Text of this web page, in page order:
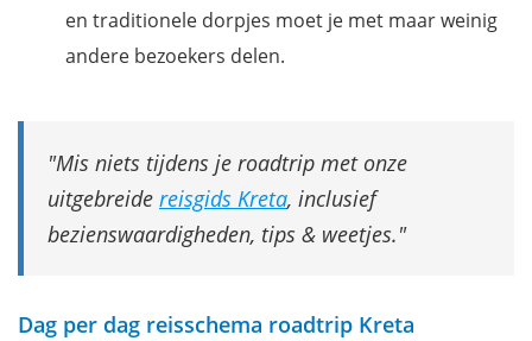
en traditionele dorpjes moet je met maar weinig
andere bezoekers delen.
Mis niets tijdens je roadtrip met onze
uitgebreide reisgids Kreta, inclusief
bezienswaardigheden, tips & weetjes.
Dag per dag reisschema roadtrip Kreta